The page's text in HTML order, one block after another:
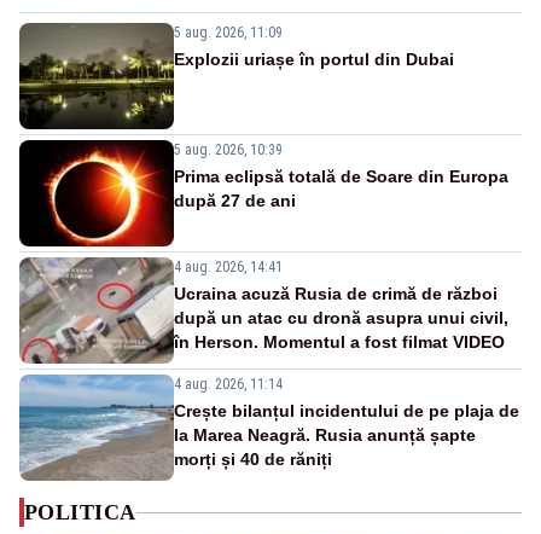
5 aug. 2026, 11:09
Explozii uriașe în portul din Dubai
5 aug. 2026, 10:39
Prima eclipsă totală de Soare din Europa
după 27 de ani
4 aug. 2026, 14:41
Ucraina acuză Rusia de crimă de război
după un atac cu dronă asupra unui civil,
în Herson. Momentul a fost filmat VIDEO
4 aug. 2026, 11:14
Crește bilanțul incidentului de pe plaja de
la Marea Neagră. Rusia anunță șapte
morți și 40 de răniți
POLITICA